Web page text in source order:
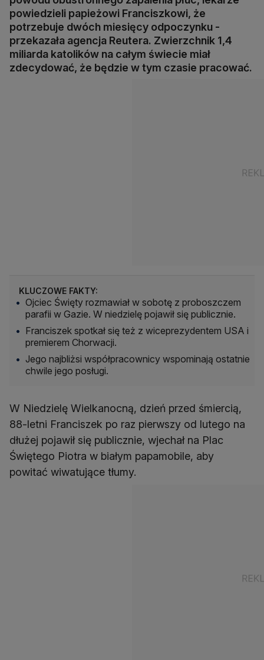
powiedzieli papieżowi Franciszkowi, że
potrzebuje dwóch miesięcy odpoczynku -
przekazała agencja Reutera. Zwierzchnik 1,4
miliarda katolików na całym świecie miał
zdecydować, że będzie w tym czasie pracować.
KLUCZOWE FAKTY:
Ojciec Święty rozmawiał w sobotę z proboszczem
parafii w Gazie. W niedzielę pojawił się publicznie.
Franciszek spotkał się też z wiceprezydentem USA i
premierem Chorwacji.
Jego najbliżsi współpracownicy wspominają ostatnie
chwile jego posługi.
W Niedzielę Wielkanocną, dzień przed śmiercią,
88-letni Franciszek po raz pierwszy od lutego na
dłużej pojawił się publicznie, wjechał na Plac
Świętego Piotra w białym papamobile, aby
powitać wiwatujące tłumy.